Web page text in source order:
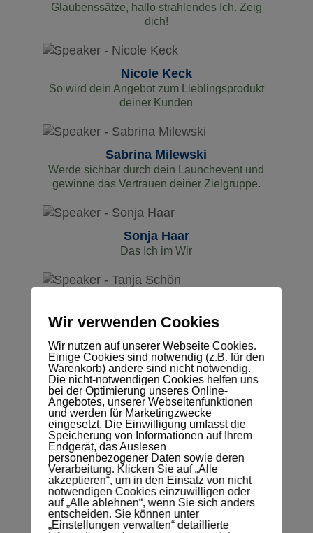
Glaubenssätze, hallo strahlendes Ich. Zeig
dich!
Nicole Keck
So wird dein Angebot zum Lieblingsprodukt
deiner Kunden
Sabrina Milewski
Werde sichbar durch dein Launchevent und
gewinne das Vertrauen deiner Zielgruppe.
Sonja Haar
Das Ich im Wir
Starte 2024 mit E-Mail-Marketing, baue dir
kannst, auf und sag „Adieu Social-Media
Algorithmus!“.
Ulrike Braun
Onboarding mit Style
Vanessa Neumann
Magnetic Marketing by Design
Wir verwenden Cookies
Wir nutzen auf unserer Webseite Cookies.
Einige Cookies sind notwendig (z.B. für den
Warenkorb) andere sind nicht notwendig.
Die nicht-notwendigen Cookies helfen uns
bei der Optimierung unseres Online-
Angebotes, unserer Webseitenfunktionen
und werden für Marketingzwecke
eingesetzt. Die Einwilligung umfasst die
Speicherung von Informationen auf Ihrem
Endgerät, das Auslesen
personenbezogener Daten sowie deren
Verarbeitung. Klicken Sie auf „Alle
akzeptieren“, um in den Einsatz von nicht
notwendigen Cookies einzuwilligen oder
auf „Alle ablehnen“, wenn Sie sich anders
entscheiden. Sie können unter
„Einstellungen verwalten“ detaillierte